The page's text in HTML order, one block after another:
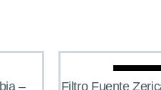
–
Filtro Fuente